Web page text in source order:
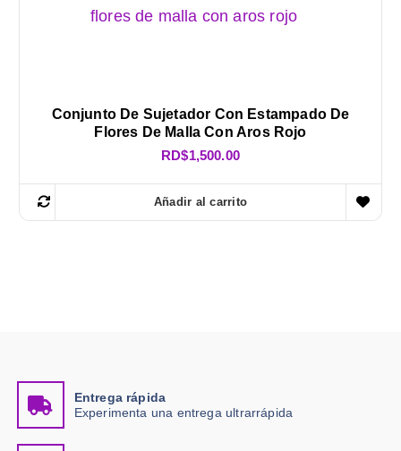
Conjunto De Sujetador Con Estampado De
Flores De Malla Con Aros Rojo
RD$1,500.00
Añadir al carrito
Entrega rápida
Experimenta una entrega ultrarrápida